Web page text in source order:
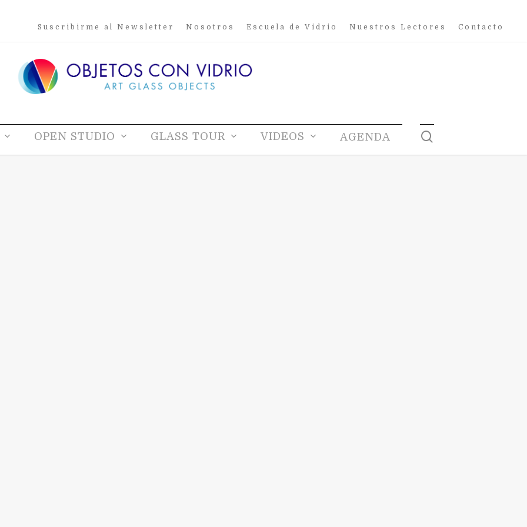
Suscribirme al Newsletter Nosotros Escuela de Vidrio Nuestros Lectores Contacto
OPEN STUDIO GLASS TOUR VIDEOS AGENDA